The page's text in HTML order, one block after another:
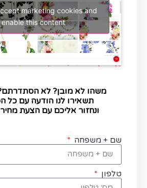
marketing cookies and
enable this content
משהו לא מובן? לא
תשאירו לנו הודעה עם כל
ונחזור אליכם עם הצעת
שם + משפחה
טלפון